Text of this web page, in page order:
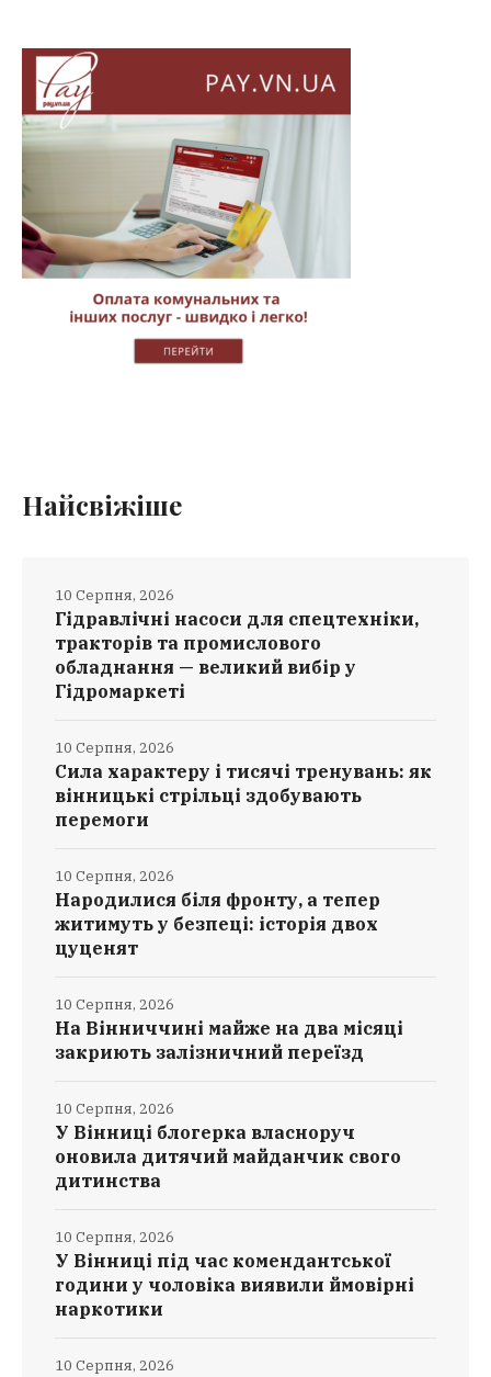
Найсвіжіше
Гідравлічні насоси для спецтехніки,
тракторів та промислового
обладнання — великий вибір у
Гідромаркеті
10 Серпня, 2026
Сила характеру і тисячі тренувань: як
вінницькі стрільці здобувають
перемоги
10 Серпня, 2026
Народилися біля фронту, а тепер
житимуть у безпеці: історія двох
цуценят
10 Серпня, 2026
На Вінниччині майже на два місяці
закриють залізничний переїзд
10 Серпня, 2026
У Вінниці блогерка власноруч
оновила дитячий майданчик свого
дитинства
10 Серпня, 2026
У Вінниці під час комендантської
години у чоловіка виявили ймовірні
наркотики
10 Серпня, 2026
10 Серпня, 2026